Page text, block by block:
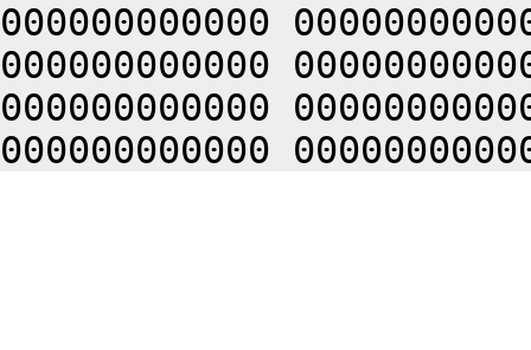
000000000000
000000000000
000000000000
000000000000